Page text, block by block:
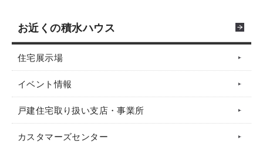
お近くの積水ハウス
住宅展示場
イベント情報
戸建住宅取り扱い支店・事業所
カスタマーズセンター